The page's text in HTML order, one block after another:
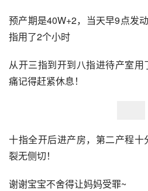
预产期是40W+2，当天早9点发
指用了2个小时
从开三指到开到八指进待产室
痛记得赶紧休息！
十指全开后进产房，第二产程
裂无侧切！
谢谢宝宝不舍得让妈妈受罪~